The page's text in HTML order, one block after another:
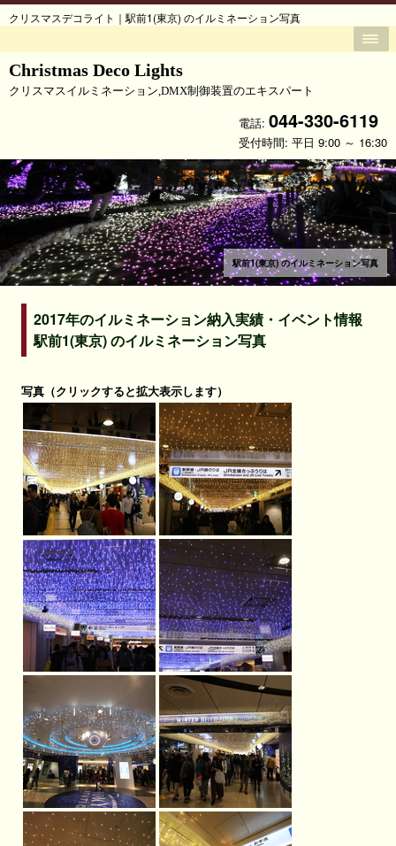
クリスマスデコライト｜駅前1(東京) のイルミネーション写真
Christmas Deco Lights
クリスマスイルミネーション,DMX制御装置のエキスパート
電話: 044-330-6119
受付時間: 平日 9:00 ～ 16:30
駅前1(東京) のイルミネーション写真
2017年のイルミネーション納入実績・イベント情報
駅前1(東京) のイルミネーション写真
写真（クリックすると拡大表示します）